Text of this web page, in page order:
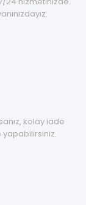
kolay iade